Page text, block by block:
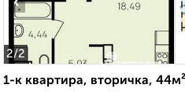
2/2
1-к квартира, вторичка,